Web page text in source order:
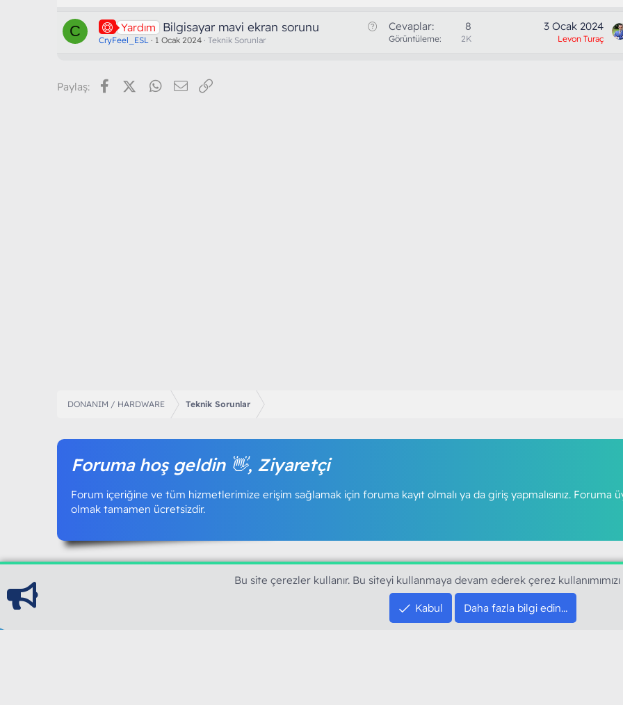
C Yardım Bilgisayar mavi ekran sorunu
CryFeel_ESL 1 Ocak 2024 Teknik Sorunlar
Cevaplar 8
Görüntüleme 2K
3 Ocak 2024
Levon Turaç
Paylaş: FacebookX (Twitter)WhatsApp
E-posta
DONANIM / HARDWARE Teknik Sorunlar
Foruma hoş geldin 👋, Ziyaretçi
Forum içeriğine ve tüm hizmetlerimize erişim sağlamak için foruma kayıt olmalı ya da giriş yapmalısınız. Foruma
olmak tamamen ücretsizdir.
SOSYAL MEDYA
YouTube
Bu site çerezler kullanır. Bu siteyi kullanmaya devam ederek çerez
Kabul Daha fazla bilgi edin…